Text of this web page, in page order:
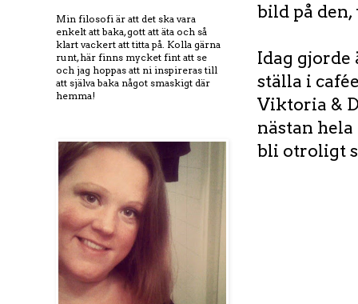
bild på
Idag gjorde
ställa i
Viktoria &
nästan
bli otroligt
Min filosofi är att det ska vara
enkelt att baka, gott att äta och så
klart vackert att titta på. Kolla gärna
runt, här finns mycket fint att se
och jag hoppas att ni inspireras till
att själva baka något smaskigt där
hemma!